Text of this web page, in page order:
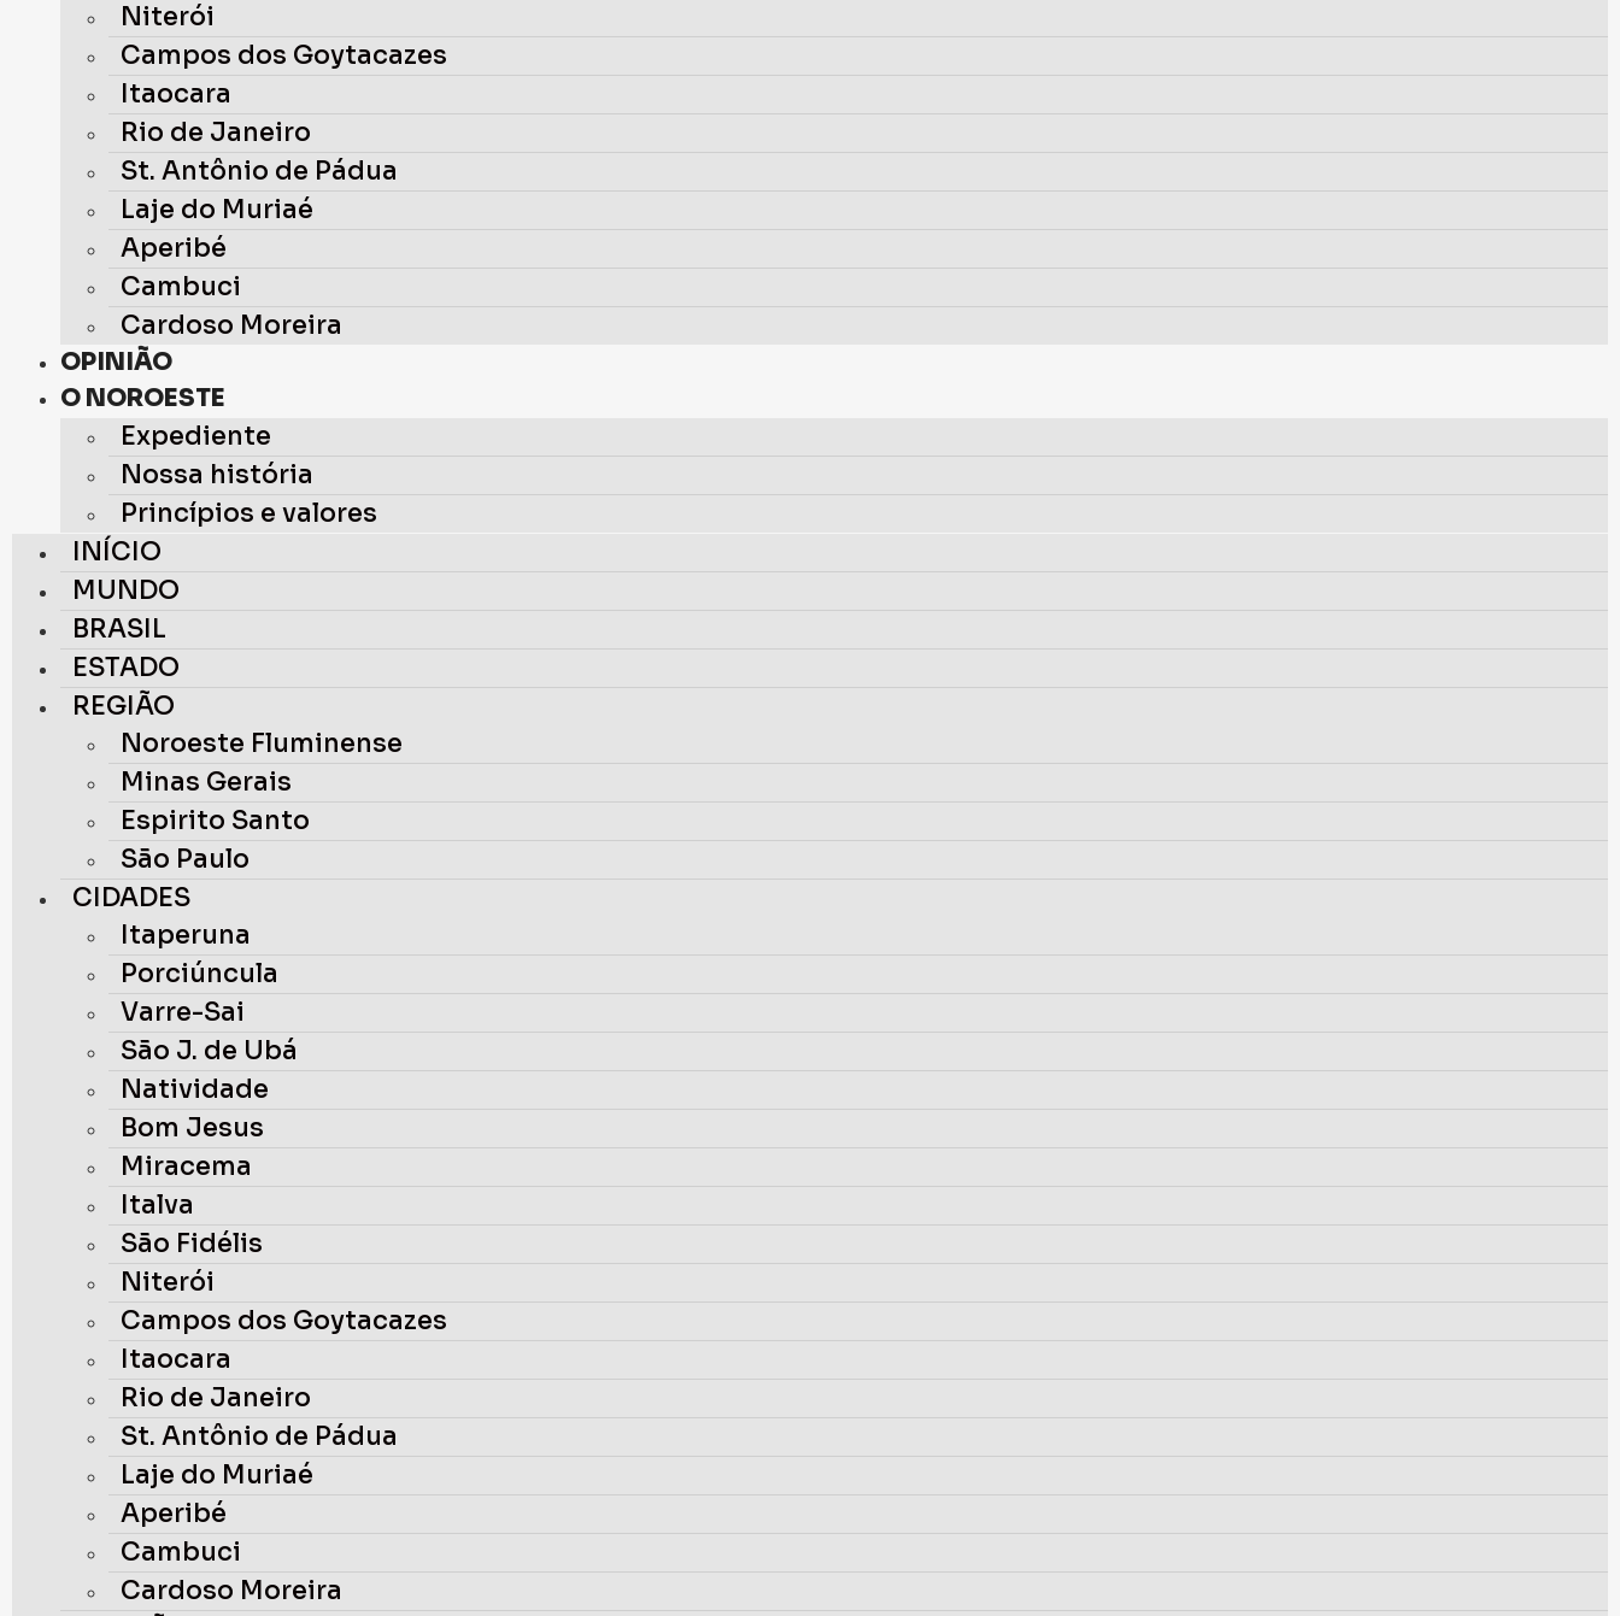
Niterói
Campos dos Goytacazes
Itaocara
Rio de Janeiro
St. Antônio de Pádua
Laje do Muriaé
Aperibé
Cambuci
Cardoso Moreira
OPINIÃO
O NOROESTE
Expediente
Nossa história
Princípios e valores
INÍCIO
MUNDO
BRASIL
ESTADO
REGIÃO
Noroeste Fluminense
Minas Gerais
Espirito Santo
São Paulo
CIDADES
Itaperuna
Porciúncula
Varre-Sai
São J. de Ubá
Natividade
Bom Jesus
Miracema
Italva
São Fidélis
Niterói
Campos dos Goytacazes
Itaocara
Rio de Janeiro
St. Antônio de Pádua
Laje do Muriaé
Aperibé
Cambuci
Cardoso Moreira